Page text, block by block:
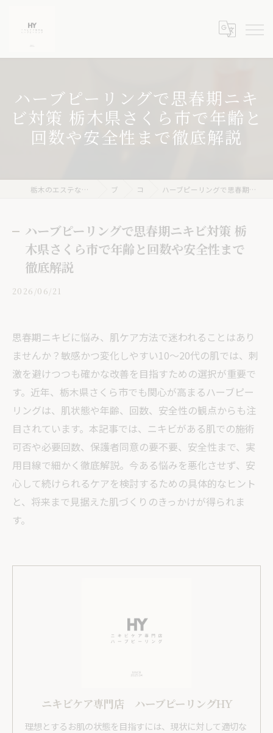
ハーブピーリングで思春期ニキ
ビ対策 栃木県さくら市で年齢と
回数や安全性まで徹底解説
栃木のエステならニキビケア専門店 ハーブピーリングHY ブログ コラム ハーブピーリングで思春期ニキビ対策 栃木県さくら市で年齢と回数や安全性まで徹底解説
ハーブピーリングで思春期ニキビ対策 栃
木県さくら市で年齢と回数や安全性まで
徹底解説
2026/06/21
思春期ニキビに悩み、肌ケア方法で迷われることはあり
ませんか？敏感かつ変化しやすい10〜20代の肌では、刺
激を避けつつも確かな改善を目指すための選択が重要で
す。近年、栃木県さくら市でも関心が高まるハーブピー
リングは、肌状態や年齢、回数、安全性の観点からも注
目されています。本記事では、ニキビがある肌での施術
可否や必要回数、保護者同意の要不要、安全性まで、実
用目線で細かく徹底解説。今ある悩みを悪化させず、安
心して続けられるケアを検討するための具体的なヒント
と、将来まで見据えた肌づくりのきっかけが得られま
す。
ニキビケア専門店 ハーブピーリングHY
理想とするお肌の状態を目指すには、現状に対して適切な